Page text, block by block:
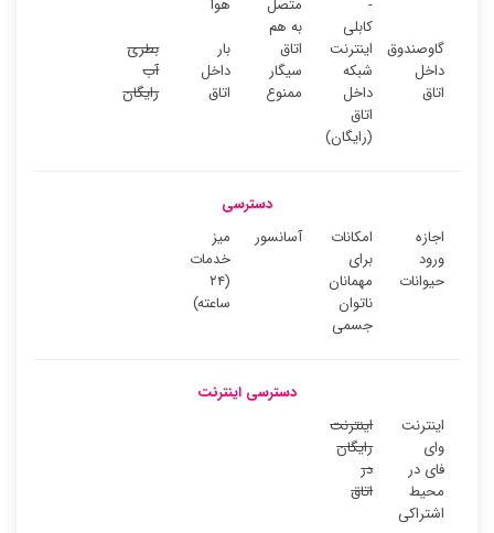
-
کابلی
متصل
به هم
هوا
گاوصندوق
داخل
اتاق
اینترنت
شبکه
داخل
اتاق
(رایگان)
اتاق
سیگار
ممنوع
بار
داخل
اتاق
بطری
آب
رایگان
دسترسی
اجازه
ورود
حیوانات
امکانات
برای
مهمانان
ناتوان
جسمی
آسانسور
میز
خدمات
(۲۴
ساعته)
دسترسی اینترنت
اینترنت
وای
فای در
محیط
اشتراکی
اینترنت
رایگان
در
اتاق